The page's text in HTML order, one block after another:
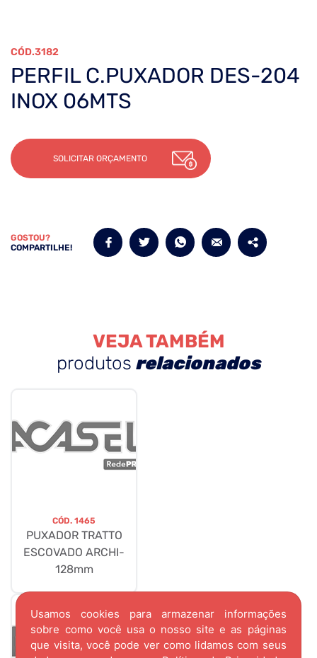
Usamos cookies para armazenar informações
sobre como você usa o nosso site e as páginas
que visita, você pode ver como lidamos com seus
3182
PERFIL C.PUXADOR DES-204
INOX 06MTS
SOLICITAR ORÇAMENTO
GOSTOU?
COMPARTILHE!
VEJA TAMBÉM
produtos relacionados
CÓD. 1465
PUXADOR TRATTO
ESCOVADO ARCHI-
128mm